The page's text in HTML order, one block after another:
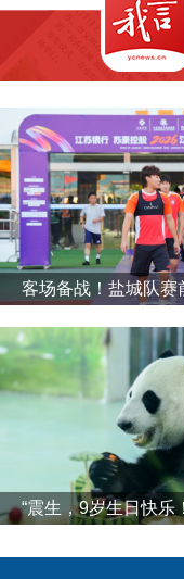
客场备战！盐城队赛
“震生，9岁生日快乐